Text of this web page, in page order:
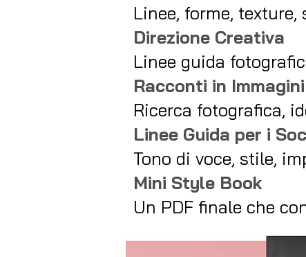
Linee, forme,
Direzione Creativa
Linee guida
Racconti in Immagini
Ricerca fotografica,
Linee Guida per i
Tono di voce, stile,
Mini Style Book
Un PDF finale che